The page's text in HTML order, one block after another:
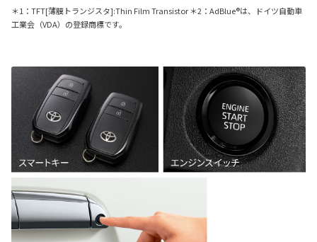
＊1：TFT[薄膜トランジスタ]:Thin Film Transistor ＊2：AdBlue®は、ドイツ自動車
工業会（VDA）の登録商標です。